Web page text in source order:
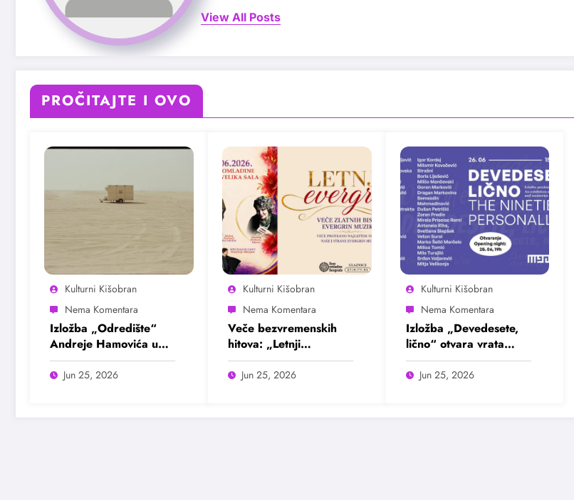
View All Posts
PROČITAJTE I OVO
Kulturni Kišobran
Izložba „Odredište“
Andreje Hamovića u
Bioskopu Balkan
Jun 25, 2026
Kulturni Kišobran
Veče bezvremenskih
hitova: „Letnji
evergrin“ u Domu
omladine Beograda
Jun 25, 2026
Kulturni Kišobran
Izložba „Devedesete,
lično“ otvara vrata
intimnim pričama jedne
burne decenije
Jun 25, 2026